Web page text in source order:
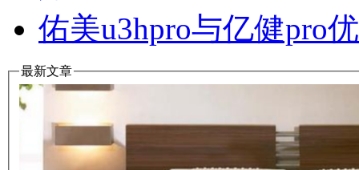
佑美u3hpro与亿健pro
最新文章